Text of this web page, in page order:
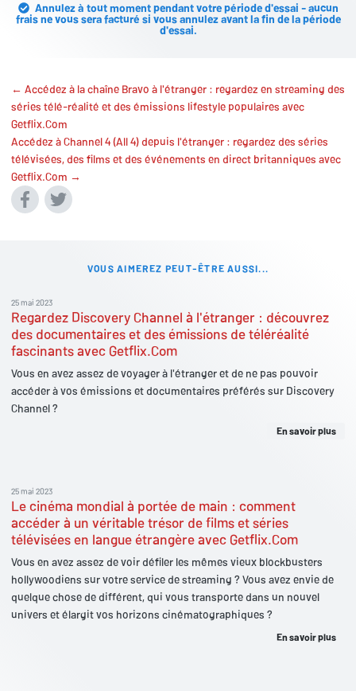
Annulez à tout moment pendant votre période d'essai - aucun
frais ne vous sera facturé si vous annulez avant la fin de la période
d'essai.
← Accédez à la chaîne Bravo à l'étranger : regardez en streaming des
séries télé-réalité et des émissions lifestyle populaires avec
Getflix.Com
Accédez à Channel 4 (All 4) depuis l'étranger : regardez des séries
télévisées, des films et des événements en direct britanniques avec
Getflix.Com →
VOUS AIMEREZ PEUT-ÊTRE AUSSI...
25 mai 2023
Regardez Discovery Channel à l'étranger : découvrez
des documentaires et des émissions de téléréalité
fascinants avec Getflix.Com
Vous en avez assez de voyager à l'étranger et de ne pas pouvoir
accéder à vos émissions et documentaires préférés sur Discovery
Channel ?
En savoir plus
25 mai 2023
Le cinéma mondial à portée de main : comment
accéder à un véritable trésor de films et séries
télévisées en langue étrangère avec Getflix.Com
Vous en avez assez de voir défiler les mêmes vieux blockbusters
hollywoodiens sur votre service de streaming ? Vous avez envie de
quelque chose de différent, qui vous transporte dans un nouvel
univers et élargit vos horizons cinématographiques ?
En savoir plus